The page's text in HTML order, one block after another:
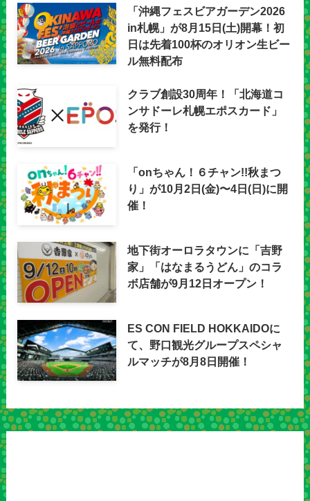
「沖縄フェスビアガーデン2026
in札幌」が8月15日(土)開幕！初
日は先着100杯のオリオン生ビー
ル無料配布
クラブ創設30周年！「北海道コ
ンサドーレ札幌エポスカード」
を発行！
「onちゃん！６チャン!!秋まつ
り」が10月2日(金)〜4日(日)に開
催！
地下街オーロラタウンに「吉野
家」「はなまるうどん」のコラ
ボ店舗が9月12日オープン！
ES CON FIELD HOKKAIDOに
て、野口観光グループスペシャ
ルマッチが8月8日開催！